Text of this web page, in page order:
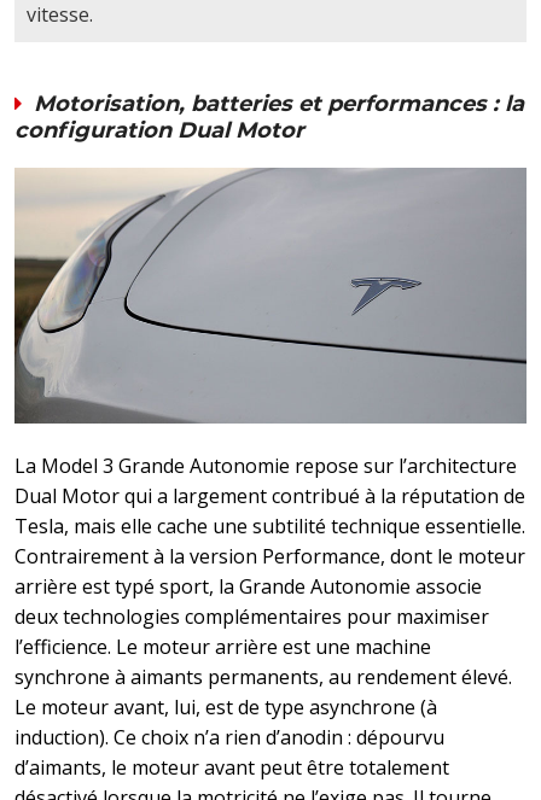
vitesse.
Motorisation, batteries et performances : la
configuration Dual Motor
La Model 3 Grande Autonomie repose sur l’architecture
Dual Motor qui a largement contribué à la réputation de
Tesla, mais elle cache une subtilité technique essentielle.
Contrairement à la version Performance, dont le moteur
arrière est typé sport, la Grande Autonomie associe
deux technologies complémentaires pour maximiser
l’efficience. Le moteur arrière est une machine
synchrone à aimants permanents, au rendement élevé.
Le moteur avant, lui, est de type asynchrone (à
induction). Ce choix n’a rien d’anodin : dépourvu
d’aimants, le moteur avant peut être totalement